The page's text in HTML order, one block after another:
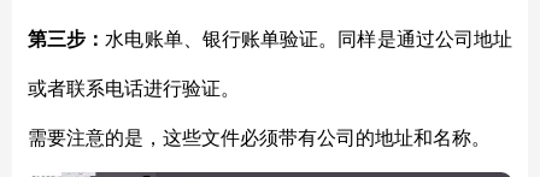
第三步： 水电账单、银行账单验证。同样是通过公司地址
或者联系电话进行验证。
需要注意的是，这些文件必须带有公司的地址和名称。